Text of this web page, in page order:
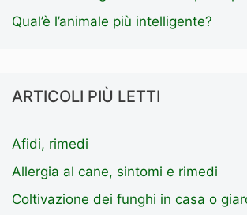
Qual’è l’animale più intelligente?
ARTICOLI PIÙ LETTI
Afidi, rimedi
Allergia al cane, sintomi e rimedi
Coltivazione dei funghi in casa o